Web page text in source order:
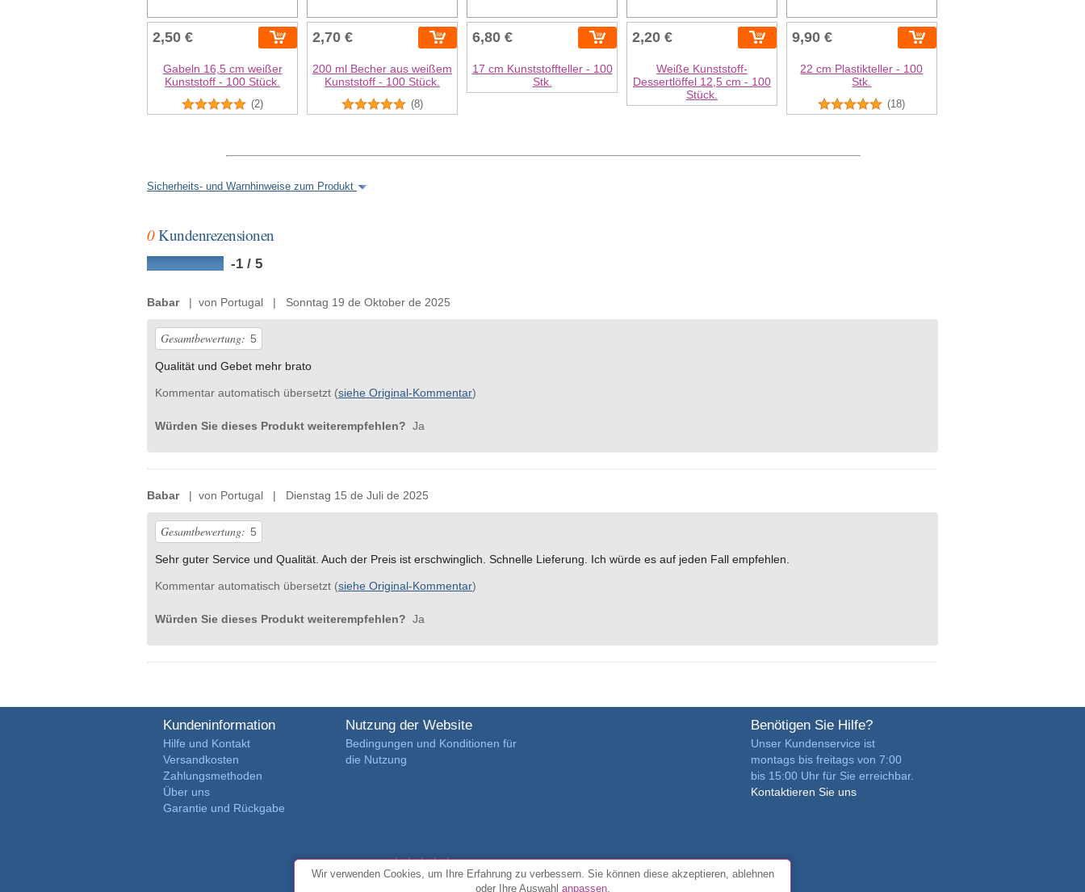
2,50 €
Gabeln 16,5 cm weißer
Kunststoff - 100 Stück.
(2)
2,70 €
200 ml Becher aus weißem
Kunststoff - 100 Stück.
(8)
6,80 €
17 cm Kunststoffteller - 100
Stk.
2,20 €
Weiße Kunststoff-
Dessertlöffel 12,5 cm - 100
Stück.
9,90 €
22 cm Plastikteller - 100
Stk.
(18)
Sicherheits- und Warnhinweise zum Produkt
0Kundenrezensionen
-1 / 5
Babar| von Portugal | Sonntag 19 de Oktober de 2025
Gesamtbewertung: 5
Qualität und Gebet mehr brato
Kommentar automatisch übersetzt (siehe Original-Kommentar)
Würden Sie dieses Produkt weiterempfehlen? Ja
Babar| von Portugal | Dienstag 15 de Juli de 2025
Gesamtbewertung: 5
Sehr guter Service und Qualität. Auch der Preis ist erschwinglich. Schnelle Lieferung. Ich würde es auf jeden Fall empfehlen.
Kommentar automatisch übersetzt (siehe Original-Kommentar)
Würden Sie dieses Produkt weiterempfehlen? Ja
Kundeninformation
Hilfe und Kontakt
Versandkosten
Zahlungsmethoden
Über uns
Garantie und Rückgabe
Nutzung der Website
Bedingungen und Konditionen für
die Nutzung
Benötigen Sie Hilfe?
Unser Kundenservice ist
montags bis freitags von 7:00
bis 15:00 Uhr für Sie erreichbar.
Kontaktieren Sie uns
4.7/5 von3889 verifizierte Kundenrezensionen
Wir verwenden Cookies, um Ihre Erfahrung zu verbessern. Sie können diese akzeptieren, ablehnen
oder Ihre Auswahl anpassen.